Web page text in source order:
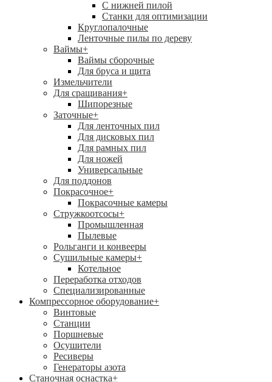
С нижней пилой
Станки для оптимизации
Круглопалочные
Ленточные пилы по дереву
Ваймы+
Ваймы сборочные
Для бруса и щита
Измельчители
Для сращивания+
Шипорезные
Заточные+
Для ленточных пил
Для дисковых пил
Для рамных пил
Для ножей
Универсальные
Для поддонов
Покрасочное+
Покрасочные камеры
Стружкоотсосы+
Промышленная
Пылевые
Рольганги и конвееры
Сушильные камеры+
Котельное
Переработка отходов
Специализированные
Компрессорное оборудование+
Винтовые
Станции
Поршневые
Осушители
Ресиверы
Генераторы азота
Станочная оснастка+